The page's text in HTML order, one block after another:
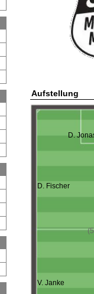
Aufstellung
D.
D. Fischer
V. Janke